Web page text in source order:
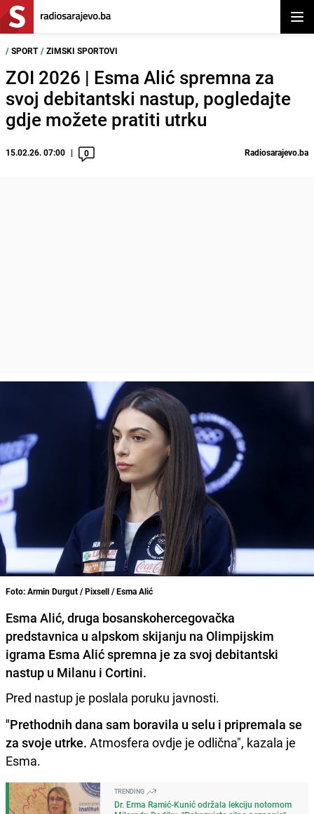
/ SPORT / ZIMSKI SPORTOVI
ZOI 2026 | Esma Alić spremna za
svoj debitantski nastup, pogledajte
gdje možete pratiti utrku
15.02.26. 07:00 0 Radiosarajevo.ba
Foto: Armin Durgut / Pixsell / Esma Alić
Esma Alić, druga bosanskohercegovačka
predstavnica u alpskom skijanju na Olimpijskim
igrama Esma Alić spremna je za svoj debitantski
nastup u Milanu i Cortini.
Pred nastup je poslala poruku javnosti.
"Prethodnih dana sam boravila u selu i pripremala se
za svoje utrke. Atmosfera ovdje je odlična", kazala je
Esma.
TRENDING
Dr. Erma Ramić-Kunić održala lekciju notornom